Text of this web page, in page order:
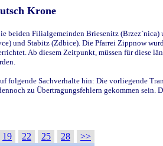
Krone
Filialgemeinden Briesenitz
und Stabitz (Zdbice). Die Pfarrei Zippnow
Ab diesem Zeitpunkt, müssen für diese
folgende Sachverhalte hin: Die vorliegende
zu Übertragungsfehlern gekommen sein.
19 22 25 28
>>